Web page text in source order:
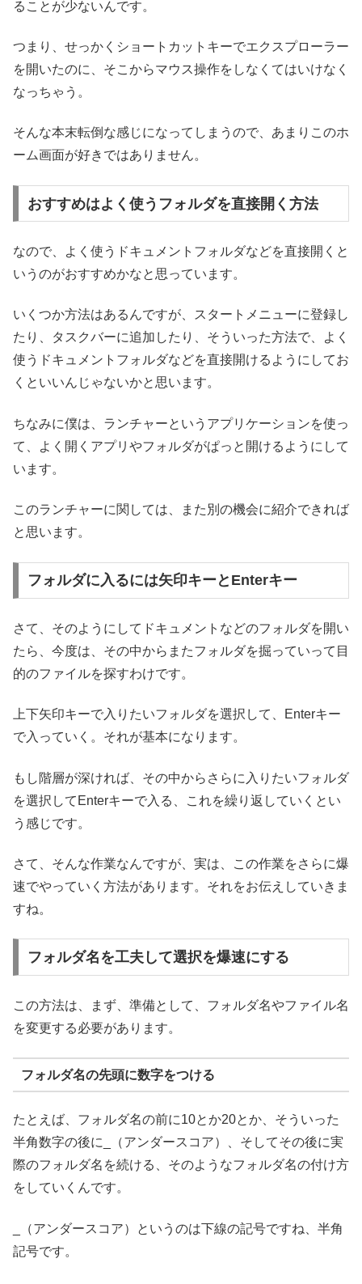
ることが少ないんです。
つまり、せっかくショートカットキーでエクスプローラー
を開いたのに、そこからマウス操作をしなくてはいけなく
なっちゃう。
そんな本末転倒な感じになってしまうので、あまりこのホ
ーム画面が好きではありません。
おすすめはよく使うフォルダを直接開く方法
なので、よく使うドキュメントフォルダなどを直接開くと
いうのがおすすめかなと思っています。
いくつか方法はあるんですが、スタートメニューに登録し
たり、タスクバーに追加したり、そういった方法で、よく
使うドキュメントフォルダなどを直接開けるようにしてお
くといいんじゃないかと思います。
ちなみに僕は、ランチャーというアプリケーションを使っ
て、よく開くアプリやフォルダがぱっと開けるようにして
います。
このランチャーに関しては、また別の機会に紹介できれば
と思います。
フォルダに入るには矢印キーとEnterキー
さて、そのようにしてドキュメントなどのフォルダを開い
たら、今度は、その中からまたフォルダを掘っていって目
的のファイルを探すわけです。
上下矢印キーで入りたいフォルダを選択して、Enterキー
で入っていく。それが基本になります。
もし階層が深ければ、その中からさらに入りたいフォルダ
を選択してEnterキーで入る、これを繰り返していくとい
う感じです。
さて、そんな作業なんですが、実は、この作業をさらに爆
速でやっていく方法があります。それをお伝えしていきま
すね。
フォルダ名を工夫して選択を爆速にする
この方法は、まず、準備として、フォルダ名やファイル名
を変更する必要があります。
フォルダ名の先頭に数字をつける
たとえば、フォルダ名の前に10とか20とか、そういった
半角数字の後に_（アンダースコア）、そしてその後に実
際のフォルダ名を続ける、そのようなフォルダ名の付け方
をしていくんです。
_（アンダースコア）というのは下線の記号ですね、半角
記号です。